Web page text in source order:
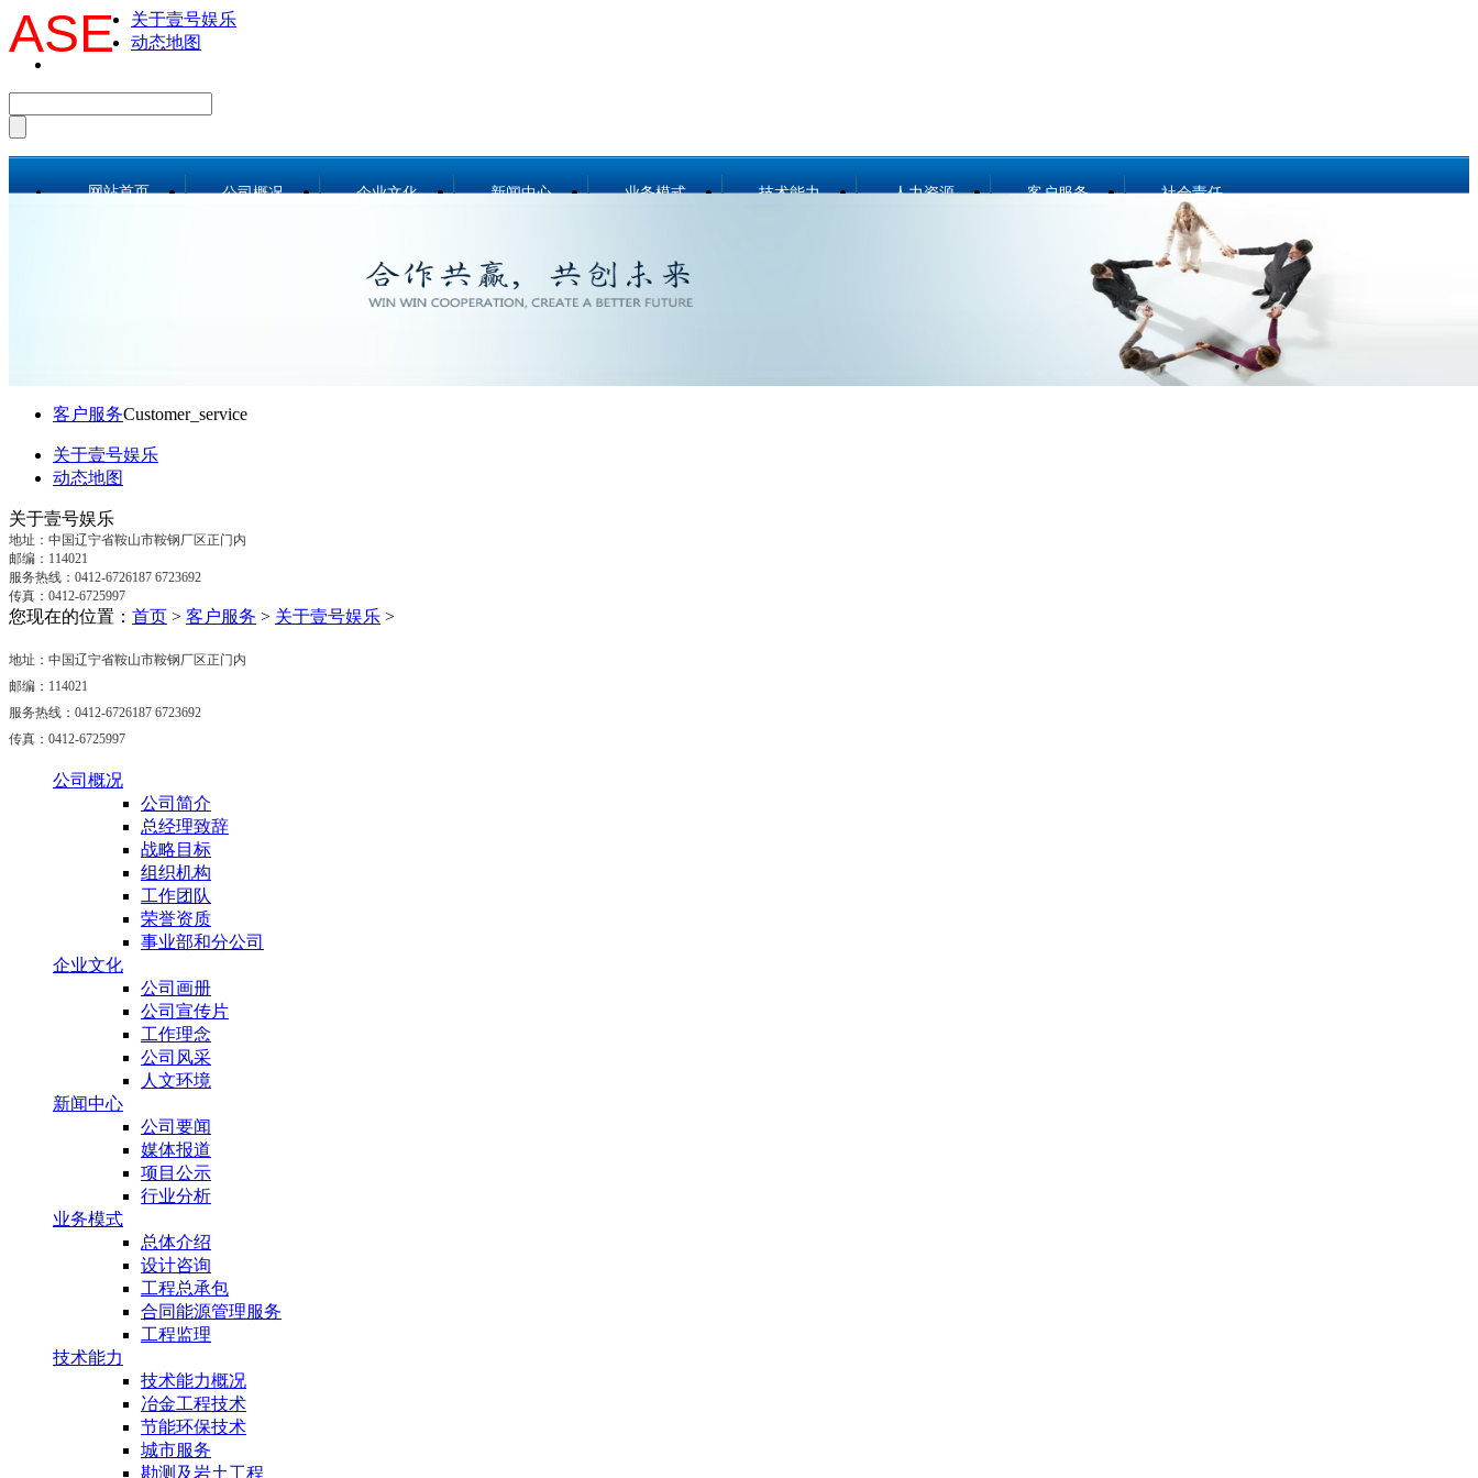
ASE
关于壹号娱乐
动态地图
网站首页 公司概况
荣誉资质
企业文化
公司宣传片
工作理念
新闻中心
媒体报道
项目公示
业务模式
设计咨询
工程总承包
务
技术能力
勘测及岩土工程
人力资源 客户服务
动态地图
社会责任
社会责任
亲和动态
客户服务Customer_service
关于壹号娱乐
动态地图
关于壹号娱乐
地址：中国辽宁省鞍山市鞍钢厂区正门内
邮编：114021
服务热线：0412-6726187 6723692
传真：0412-6725997
您现在的位置： 首页 > 客户服务 > 关于壹号娱乐 >
地址：中国辽宁省鞍山市鞍钢厂区正门内
邮编：114021
服务热线：0412-6726187 6723692
传真：0412-6725997
公司概况
公司简介
总经理致辞
战略目标
组织机构
工作团队
荣誉资质
事业部和分公司
企业文化
公司画册
公司宣传片
工作理念
公司风采
人文环境
新闻中心
公司要闻
媒体报道
项目公示
行业分析
业务模式
总体介绍
设计咨询
工程总承包
合同能源管理服务
工程监理
技术能力
技术能力概况
冶金工程技术
节能环保技术
城市服务
勘测及岩土工程